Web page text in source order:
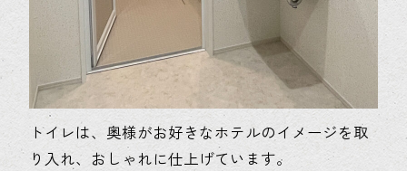
トイレは、奥様がお好きなホテルのイメージを取
り入れ、おしゃれに仕上げています。